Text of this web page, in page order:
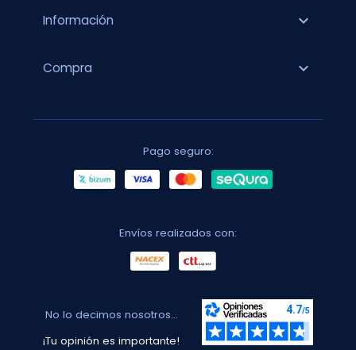
Información expand_more
Compra expand_more
Pago seguro:
Envíos realizados con:
No lo decimos nosotros...
¡Tu opinión es importante!